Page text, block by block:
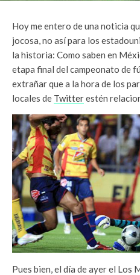
Hoy me entero de una noticia
jocosa, no así para los
la historia: Como saben en
etapa final del campeonato de
extrañar que a la hora de los
locales de Twitterestén
Pues bien, el día de ayer el Los